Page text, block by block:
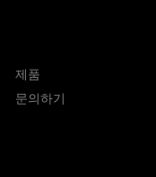
제품
문의하기